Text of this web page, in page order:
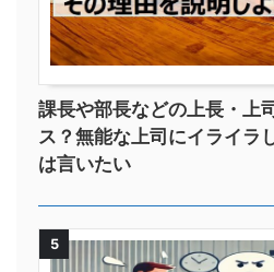
課長や部長などの上長・上
ス？無能な上司にイライラ
は言いたい
5